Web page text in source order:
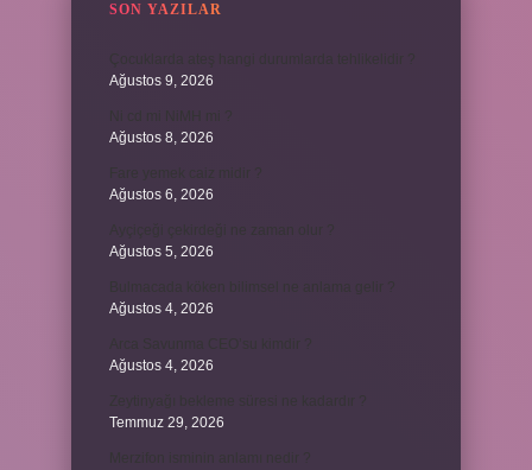
SON YAZILAR
Ağustos 9, 2026
Ağustos 8, 2026
Ağustos 6, 2026
Ağustos 5, 2026
Ağustos 4, 2026
Ağustos 4, 2026
Temmuz 29, 2026